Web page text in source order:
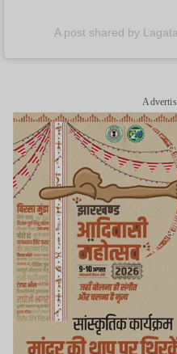
A post shared by